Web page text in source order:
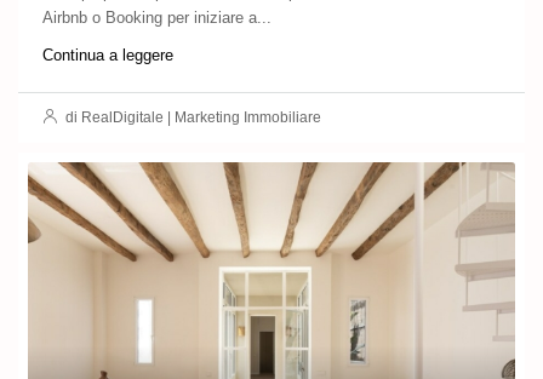
Airbnb o Booking per iniziare a...
Continua a leggere
di RealDigitale | Marketing Immobiliare